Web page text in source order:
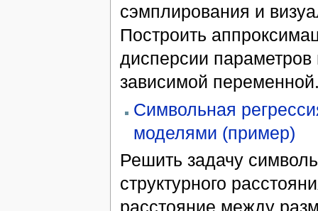
сэмплирования и
Построить
дисперсии
зависимой
Символьная
моделями (пример)
Решить задачу
структурного
расстояние между